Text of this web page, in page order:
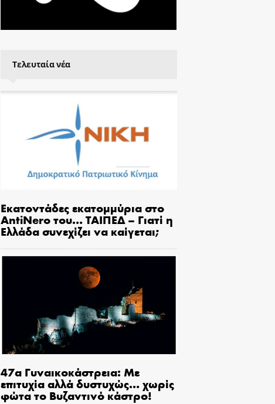
Τελευταία νέα
Εκατοντάδες εκατομμύρια στο
AntiNero του… ΤΑΙΠΕΔ – Γιατί η
Ελλάδα συνεχίζει να καίγεται;
47α Γυναικοκάστρεια: Με
επιτυχία αλλά δυστυχώς… χωρίς
φώτα το Βυζαντινό κάστρο!